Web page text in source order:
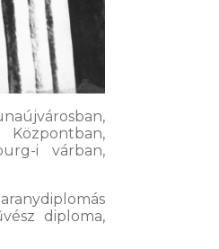
Központban,
i várban,
diploma,